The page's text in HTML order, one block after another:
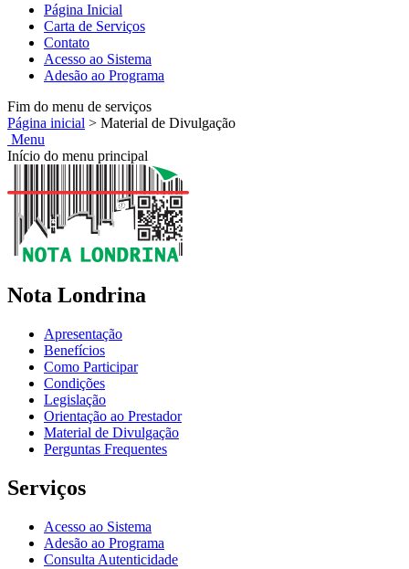
Página Inicial
Carta de Serviços
Contato
Acesso ao Sistema
Adesão ao Programa
Fim do menu de serviços
Página inicial > Material de Divulgação
Menu
Início do menu principal
Nota Londrina
Apresentação
Benefícios
Como Participar
Condições
Legislação
Orientação ao Prestador
Material de Divulgação
Perguntas Frequentes
Serviços
Acesso ao Sistema
Adesão ao Programa
Consulta Autenticidade